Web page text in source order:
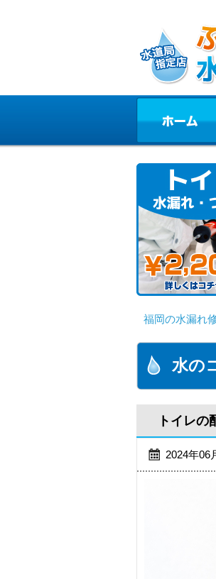
福岡の水漏れ
水の
トイレの
2024年06